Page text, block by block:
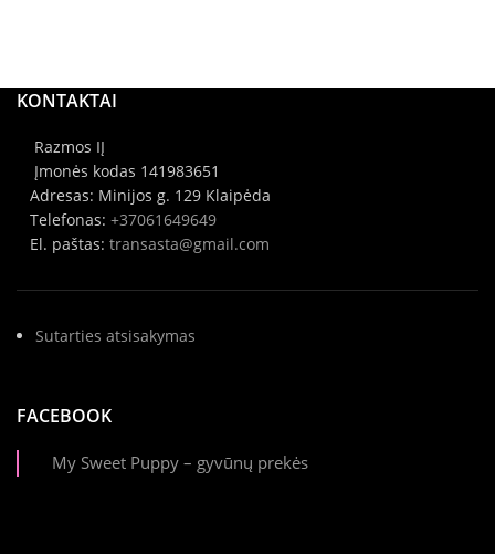
KONTAKTAI
Razmos IĮ
Įmonės kodas 141983651
Adresas: Minijos g. 129 Klaipėda
Telefonas: +37061649649
El. paštas: transasta@gmail.com
Sutarties atsisakymas
FACEBOOK
My Sweet Puppy – gyvūnų prekės